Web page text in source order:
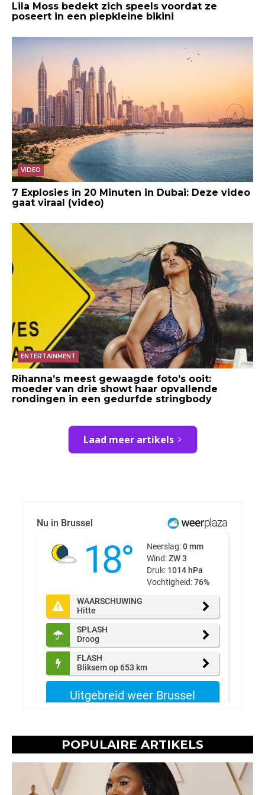
Lila Moss bedekt zich speels voordat ze
poseert in een piepkleine bikini
VIDEO
7 Explosies in 20 Minuten in Dubai: Deze video
gaat viraal (video)
ENTERTAINMENT
Rihanna’s meest gewaagde foto’s ooit:
moeder van drie showt haar opvallende
rondingen in een gedurfde stringbody
Laad meer artikels
POPULAIRE ARTIKELS